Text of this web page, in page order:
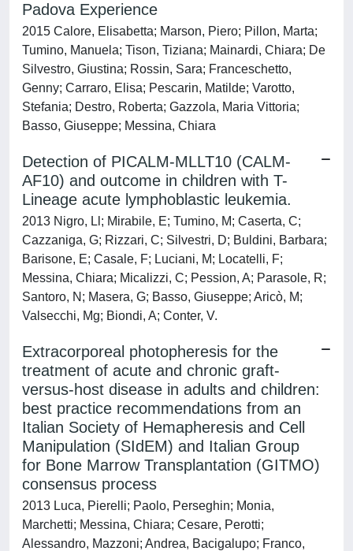
Padova Experience
2015 Calore, Elisabetta; Marson, Piero; Pillon, Marta;
Tumino, Manuela; Tison, Tiziana; Mainardi, Chiara; De
Silvestro, Giustina; Rossin, Sara; Franceschetto,
Genny; Carraro, Elisa; Pescarin, Matilde; Varotto,
Stefania; Destro, Roberta; Gazzola, Maria Vittoria;
Basso, Giuseppe; Messina, Chiara
Detection of PICALM-MLLT10 (CALM-
AF10) and outcome in children with T-
Lineage acute lymphoblastic leukemia.
2013 Nigro, Ll; Mirabile, E; Tumino, M; Caserta, C;
Cazzaniga, G; Rizzari, C; Silvestri, D; Buldini, Barbara;
Barisone, E; Casale, F; Luciani, M; Locatelli, F;
Messina, Chiara; Micalizzi, C; Pession, A; Parasole, R;
Santoro, N; Masera, G; Basso, Giuseppe; Aricò, M;
Valsecchi, Mg; Biondi, A; Conter, V.
Extracorporeal photopheresis for the
treatment of acute and chronic graft-
versus-host disease in adults and children:
best practice recommendations from an
Italian Society of Hemapheresis and Cell
Manipulation (SIdEM) and Italian Group
for Bone Marrow Transplantation (GITMO)
consensus process
2013 Luca, Pierelli; Paolo, Perseghin; Monia,
Marchetti; Messina, Chiara; Cesare, Perotti;
Alessandro, Mazzoni; Andrea, Bacigalupo; Franco,